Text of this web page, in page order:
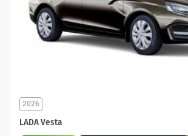
LADA Vesta
2026